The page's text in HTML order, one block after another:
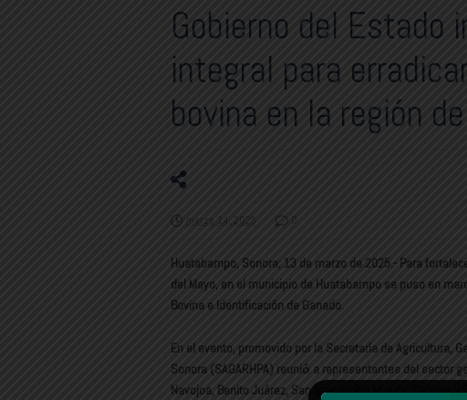
Gobierno del Estado
integral para
bovina en la región
marzo 14, 2025 0
Huatabampo, Sonora; 13 de marzo de 2025.- Para
del Mayo, en el municipio de Huatabampo se puso en
Bovina e Identificación de Ganado.
En el evento, promovido por la Secretaría de Agricultura,
Sonora (SAGARHPA) reunió́ a representantes del sector
Navojoa, Benito Juárez, San Ignacio Río Muerto, Cajeme y